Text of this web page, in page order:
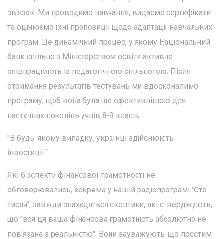
зв'язок. Ми проводимо навчання, видаємо сертифікати
та оцінюємо їхні пропозиції щодо адаптації навчальних
програм. Це динамічний процес, у якому Національний
банк спільно з Міністерством освіти активно
співпрацюють із педагогічною спільнотою. Після
отримання результатів тестувань ми вдосконалимо
програму, щоб вона була ще ефективнішою для
наступних поколінь учнів 8-9 класів.
"В будь-якому випадку, українці здійснюють
інвестиції."
Які б аспекти фінансової грамотності не
обговорювались, зокрема у нашій радіопрограмі "Сто
тисяч", завжди знаходяться скептики, які стверджують,
що "вся ця ваша фінансова грамотність абсолютно не
пов'язана з реальністю". Вони зауважують, що простим